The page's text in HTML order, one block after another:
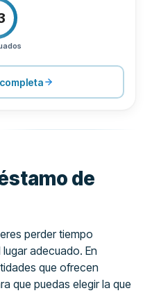
100
de
perder tiempo
adecuado. En
que ofrecen
que puedas elegir la que